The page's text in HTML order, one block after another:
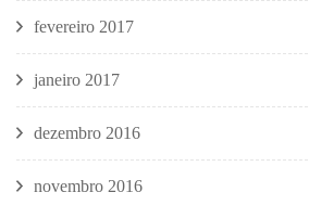
fevereiro 2017
janeiro 2017
dezembro 2016
novembro 2016